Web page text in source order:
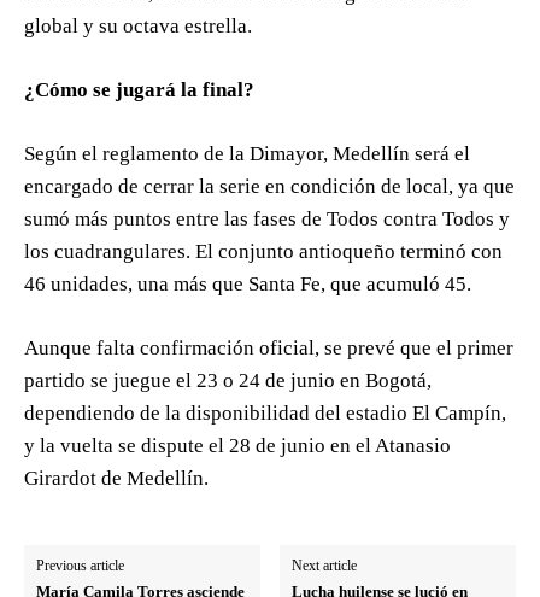
global y su octava estrella.
¿Cómo se jugará la final?
Según el reglamento de la Dimayor, Medellín será el
encargado de cerrar la serie en condición de local, ya que
sumó más puntos entre las fases de Todos contra Todos y
los cuadrangulares. El conjunto antioqueño terminó con
46 unidades, una más que Santa Fe, que acumuló 45.
Aunque falta confirmación oficial, se prevé que el primer
partido se juegue el 23 o 24 de junio en Bogotá,
dependiendo de la disponibilidad del estadio El Campín,
y la vuelta se dispute el 28 de junio en el Atanasio
Girardot de Medellín.
Previous article
María Camila Torres asciende
Next article
Lucha huilense se lució en